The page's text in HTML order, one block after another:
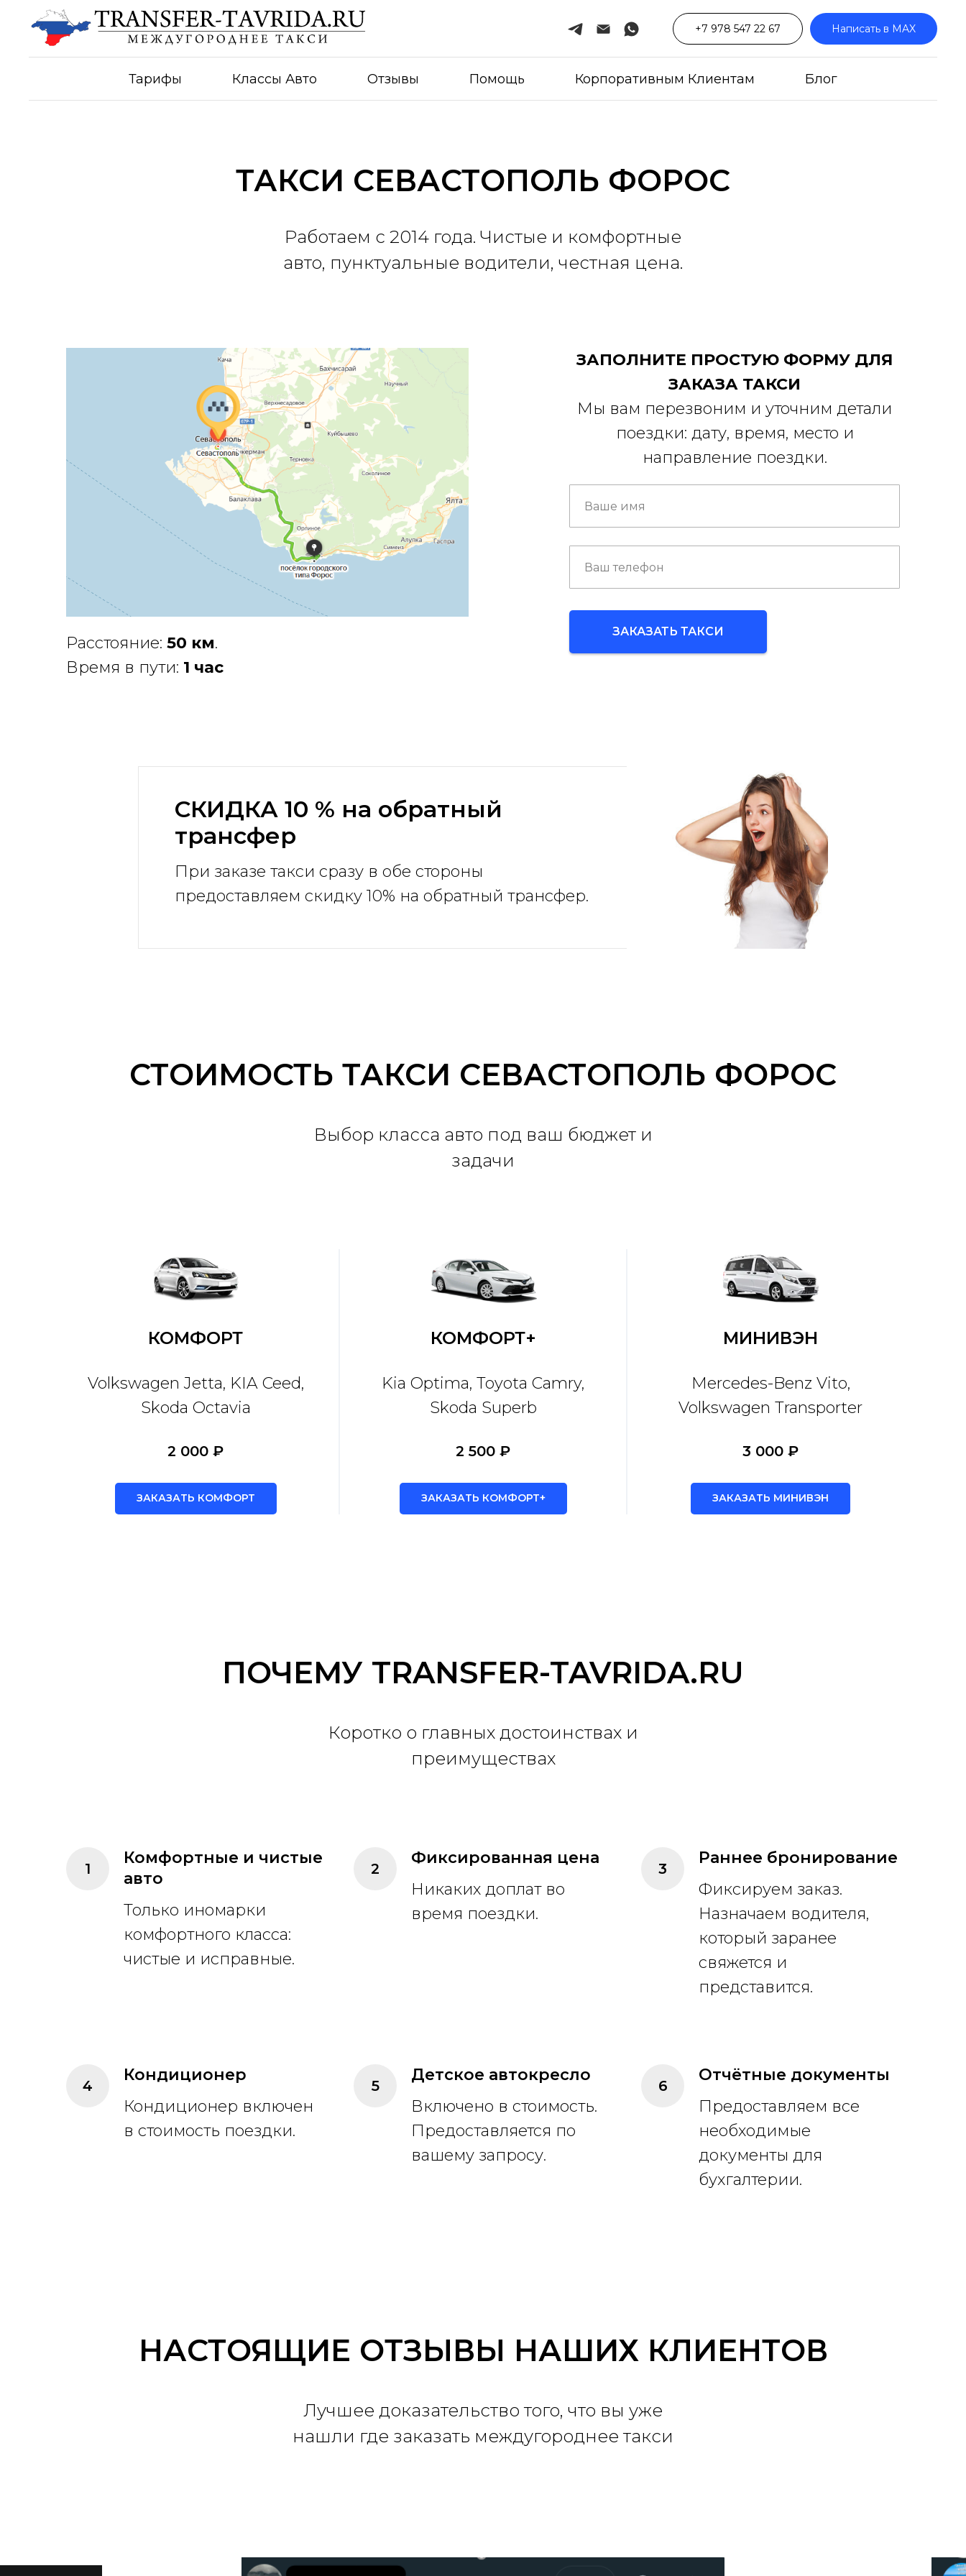
+7 978 547 22 67 Написать в MAX
Тарифы Классы Авто Отзывы Помощь Корпоративным Клиентам Блог
ТАКСИ СЕВАСТОПОЛЬ ФОРОС
Работаем с 2014 года. Чистые и комфортные
авто, пунктуальные водители, честная цена.
Расстояние: 50 км.
Время в пути: 1 час
ЗАПОЛНИТЕ ПРОСТУЮ ФОРМУ ДЛЯ
ЗАКАЗА ТАКСИ
Мы вам перезвоним и уточним детали
поездки: дату, время, место и
направление поездки.
ЗАКАЗАТЬ ТАКСИ
СКИДКА 10 % на обратный
трансфер
При заказе такси сразу в обе стороны
предоставляем скидку 10% на обратный трансфер.
СТОИМОСТЬ ТАКСИ СЕВАСТОПОЛЬ ФОРОС
Выбор класса авто под ваш бюджет и
задачи
КОМФОРТ
Volkswagen Jetta, KIA Ceed,
Skoda Octavia
2 000 ₽
ЗАКАЗАТЬ КОМФОРТ
КОМФОРТ+
Kia Optima, Toyota Camry,
Skoda Superb
2 500 ₽
ЗАКАЗАТЬ КОМФОРТ+
МИНИВЭН
Mercedes-Benz Vito,
Volkswagen Transporter
3 000 ₽
ЗАКАЗАТЬ МИНИВЭН
ПОЧЕМУ TRANSFER-TAVRIDA.RU
Коротко о главных достоинствах и
преимуществах
Комфортные и чистые
авто
Только иномарки
комфортного класса:
чистые и исправные.
Фиксированная цена
Никаких доплат во
время поездки.
Раннее бронирование
Фиксируем заказ.
Назначаем водителя,
который заранее
свяжется и
представится.
Кондиционер
Кондиционер включен
в стоимость поездки.
Детское автокресло
Включено в стоимость.
Предоставляется по
вашему запросу.
Отчётные документы
Предоставляем все
необходимые
документы для
бухгалтерии.
НАСТОЯЩИЕ ОТЗЫВЫ НАШИХ КЛИЕНТОВ
Лучшее доказательство того, что вы уже
нашли где заказать междугороднее такси